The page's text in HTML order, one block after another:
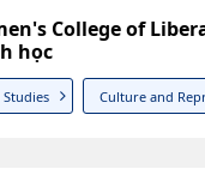
College of
học
Culture and